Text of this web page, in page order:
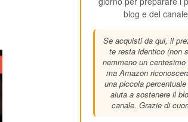
blog e del
Se acquisti da qui, il
te resta identico (non
nemmeno un centesimo
ma Amazon
una piccola
aiuta a sostenere il
canale. Grazie di